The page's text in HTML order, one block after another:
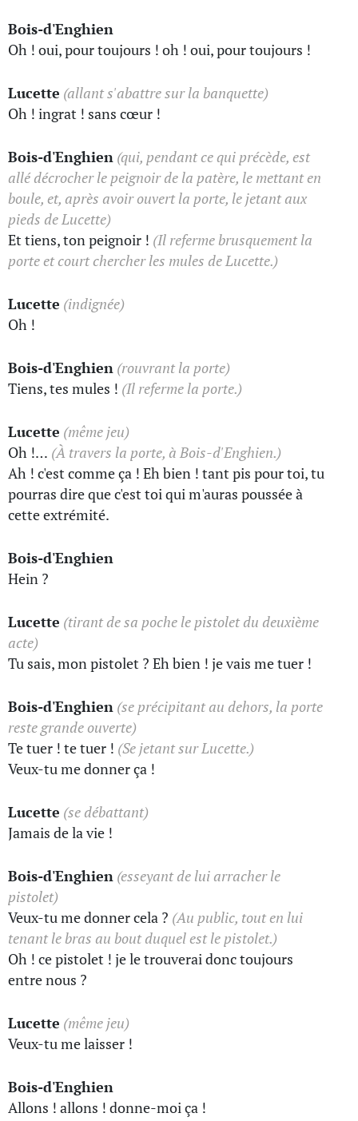
Bois-d'Enghien
Oh ! oui, pour toujours ! oh ! oui, pour toujours !
Lucette (allant s'abattre sur la banquette)
Oh ! ingrat ! sans cœur !
Bois-d'Enghien (qui, pendant ce qui précède, est
allé décrocher le peignoir de la patère, le mettant en
boule, et, après avoir ouvert la porte, le jetant aux
pieds de Lucette)
Et tiens, ton peignoir ! (Il referme brusquement la
porte et court chercher les mules de Lucette.)
Lucette (indignée)
Oh !
Bois-d'Enghien (rouvrant la porte)
Tiens, tes mules ! (Il referme la porte.)
Lucette (même jeu)
Oh !… (À travers la porte, à Bois-d'Enghien.)
Ah ! c'est comme ça ! Eh bien ! tant pis pour toi, tu
pourras dire que c'est toi qui m'auras poussée à
cette extrémité.
Bois-d'Enghien
Hein ?
Lucette (tirant de sa poche le pistolet du deuxième
acte)
Tu sais, mon pistolet ? Eh bien ! je vais me tuer !
Bois-d'Enghien (se précipitant au dehors, la porte
reste grande ouverte)
Te tuer ! te tuer ! (Se jetant sur Lucette.)
Veux-tu me donner ça !
Lucette (se débattant)
Jamais de la vie !
Bois-d'Enghien (esseyant de lui arracher le
pistolet)
Veux-tu me donner cela ? (Au public, tout en lui
tenant le bras au bout duquel est le pistolet.)
Oh ! ce pistolet ! je le trouverai donc toujours
entre nous ?
Lucette (même jeu)
Veux-tu me laisser !
Bois-d'Enghien
Allons ! allons ! donne-moi ça !